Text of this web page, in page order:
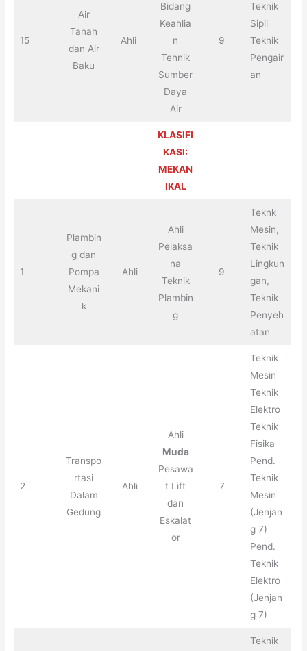
15
Air
Tanah
dan Air
Baku
Ahli
Bidang
Keahlia
n
Tehnik
Sumber
Daya
Air
9
Teknik
Sipil
Teknik
Pengair
an
KLASIFI
KASI:
MEKAN
IKAL
1
Plambin
g dan
Pompa
Mekani
k
Ahli
Ahli
Pelaksa
na
Teknik
Plambin
g
9
Teknk
Mesin,
Teknik
Lingkun
gan,
Teknik
Penyeh
atan
2
Transpo
rtasi
Dalam
Gedung
Ahli
Ahli
Muda
Pesawa
t Lift
dan
Eskalat
or
7
Teknik
Mesin
Teknik
Elektro
Teknik
Fisika
Pend.
Teknik
Mesin
(Jenjan
g 7)
Pend.
Teknik
Elektro
(Jenjan
g 7)
Teknik